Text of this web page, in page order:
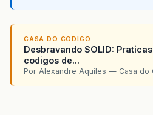
CASA DO CODIGO
Desbravando SOLID:
codigos de...
Por Alexandre Aquiles — Casa do